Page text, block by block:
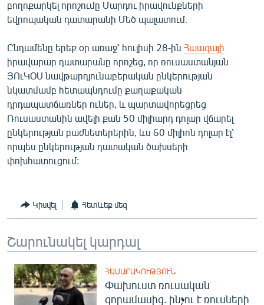
բողոքարկել որոշումը Մարդու իրավունքների
եվրոպական դատարանի Մեծ պալատում։
Ընդամենը երեք օր առաջ՝ հուլիսի 28-ին Հաագայի
իրավարար դատարանը որոշեց, որ ռուսաստանյան
ՅՈւԿՕՍ նավթարդյունաբերական ընկերության
նկատմամբ հետապնդումը քաղաքական
դրդապատճառներ ուներ, և պարտավորեցրեց
Ռուսաստանին ավելի քան 50 միլիարդ դոլար վճարել
ընկերության բաժնետերերին, ևս 60 միլիոն դոլար էլ՝
որպես ընկերության դատական ծախսերի
փոխհատուցում:
Կիսվել Հետևեք մեզ
Շարունակել կարդալ
ՀԱՍԱՐԱԿՈՒԹՅՈՒՆ
Փախուստ ռուսական
զորամասից. ինչու է ռուսների